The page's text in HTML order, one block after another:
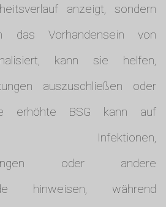
anzeigt, sondern
das Vorhandensein von
kann sie helfen,
auszuschließen oder
erhöhte BSG kann auf
Infektionen,
oder andere
hinweisen, während